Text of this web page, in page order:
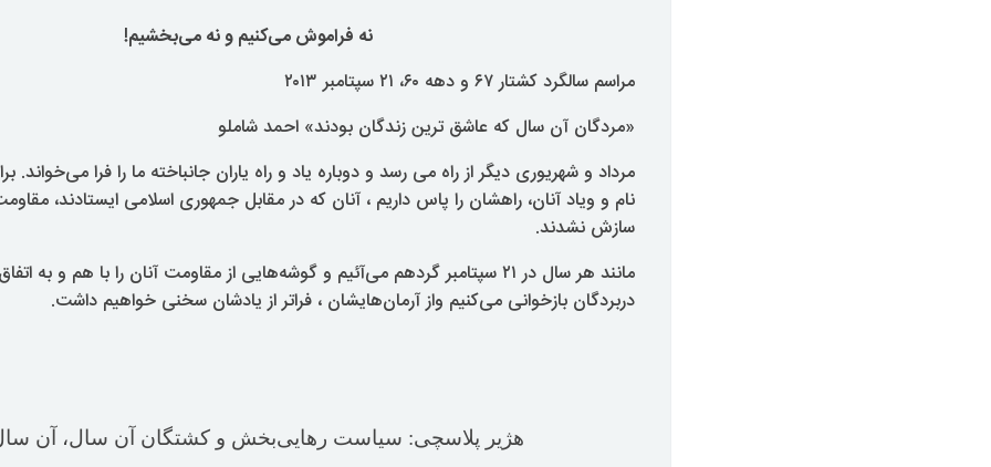
نه فراموش می‌کنیم و نه می‌بخشیم!
مراسم سالگرد کشتار ۶۷ و دهه ۶۰، ۲۱ سپتامبر ۲۰۱۳
«مردگان آن سال که عاشق ترین زندگان بودند» احمد شاملو
مرداد و شهریوری دیگر از راه می رسد و دوباره یاد و راه یاران جانباخته ما را فرا می‌خواند.
نام و ویاد آنان، راهشان را پاس داریم ، آنان که در مقابل جمهوری اسلامی ایستادند،
سازش نشدند.
مانند هر سال در ۲۱ سپتامبر گردهم می‌آئیم و گوشه‌هایی از مقاومت آنان را با هم و به
دربردگان بازخوانی می‌کنیم واز آرمان‌هایشان ، فراتر از یادشان سخنی خواهیم داشت.
هژیر پلاسچی: سیاست رهایی‌بخش و کشتگان آن سال، آن